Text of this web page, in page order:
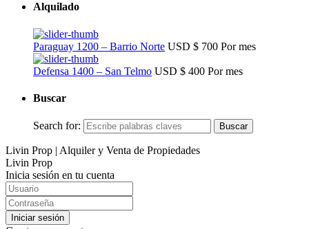
Alquilado
Paraguay 1200 – Barrio Norte USD $ 700 Por mes
Defensa 1400 – San Telmo USD $ 400 Por mes
Buscar
Search for: Buscar
Livin Prop | Alquiler y Venta de Propiedades
Livin Prop
Inicia sesión en tu cuenta
Iniciar sesión